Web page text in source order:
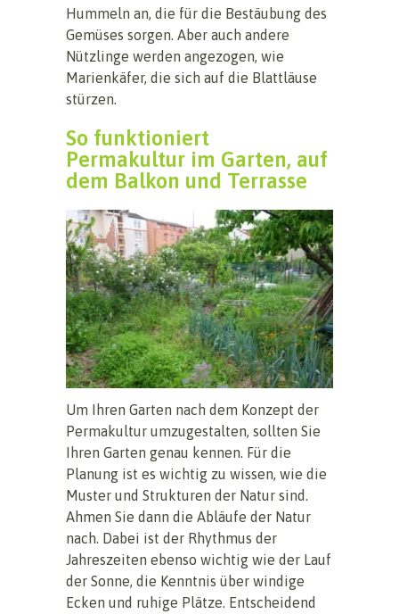
Hummeln an, die für die Bestäubung des
Gemüses sorgen. Aber auch andere
Nützlinge werden angezogen, wie
Marienkäfer, die sich auf die Blattläuse
stürzen.
So funktioniert
Permakultur im Garten, auf
dem Balkon und Terrasse
Um Ihren Garten nach dem Konzept der
Permakultur umzugestalten, sollten Sie
Ihren Garten genau kennen. Für die
Planung ist es wichtig zu wissen, wie die
Muster und Strukturen der Natur sind.
Ahmen Sie dann die Abläufe der Natur
nach. Dabei ist der Rhythmus der
Jahreszeiten ebenso wichtig wie der Lauf
der Sonne, die Kenntnis über windige
Ecken und ruhige Plätze. Entscheidend